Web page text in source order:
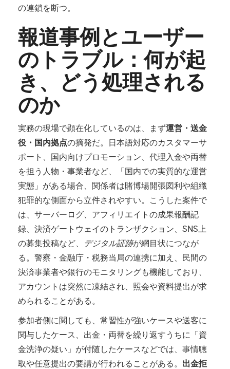
の連鎖を断つ。
報道事例とユーザー
のトラブル：何が起
き、どう処理される
のか
実務の現場で顕在化しているのは、まず運営・送金
役・国内拠点の摘発だ。日本語対応のカスタマーサ
ポート、国内向けプロモーション、代理入金や両替
を担う人物・事業者など、「国内での実質的な運営
実態」がある場合、関係者は賭博場開張図利や組織
犯罪的な側面から立件されやすい。こうした案件で
は、サーバーログ、アフィリエイトの成果報酬記
録、決済ゲートウェイのトランザクション、SNS上
の募集投稿など、
デジタル証跡が網目状につなが
る。警察・金融庁・税務当局の連携に加え、民間の
決済事業者や銀行のモニタリングも機能しており、
アカウントは突然に凍結され、照会や資料提出が求
められることがある。
参加者側に関しても、常習性が強いケースや送客に
関与したケース、出金・両替を繰り返すうちに「資
金洗浄の疑い」が付随したケースなどでは、事情聴
取や任意提出の要請が行われることがある。 出金拒